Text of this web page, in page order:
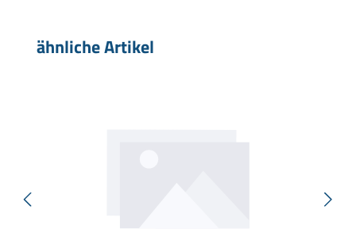
Produktgalerie überspringen
ähnliche Artikel